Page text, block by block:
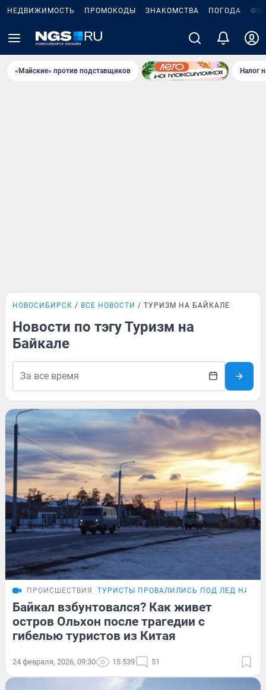
НЕДВИЖИМОСТЬ ПРОМОКОДЫ ЗНАКОМСТВА ПОГОДА
«Майские» против подставщиков Налог
НОВОСИБИРСК ВСЕ НОВОСТИ ТУРИЗМ НА БАЙКАЛЕ
Новости по тэгу Туризм на
Байкале
ПРОИСШЕСТВИЯ ТУРИСТЫ ПРОВАЛИЛИСЬ ПОД ЛЕД НА
Байкал взбунтовался? Как живет
остров Ольхон после трагедии с
гибелью туристов из Китая
24 февраля, 2026, 09:30 15 539 51